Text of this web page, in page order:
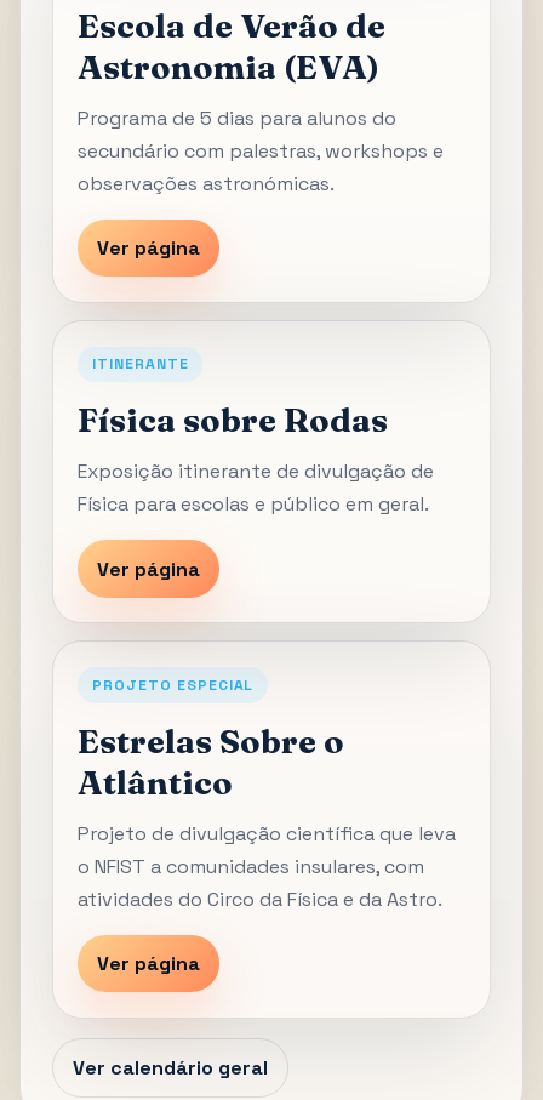
Escola de Verão de
Astronomia (EVA)
Programa de 5 dias para alunos do
secundário com palestras, workshops e
observações astronómicas.
Ver página
ITINERANTE
Física sobre Rodas
Exposição itinerante de divulgação de
Física para escolas e público em geral.
Ver página
PROJETO ESPECIAL
Estrelas Sobre o
Atlântico
Projeto de divulgação científica que leva
o NFIST a comunidades insulares, com
atividades do Circo da Física e da Astro.
Ver página
Ver calendário geral